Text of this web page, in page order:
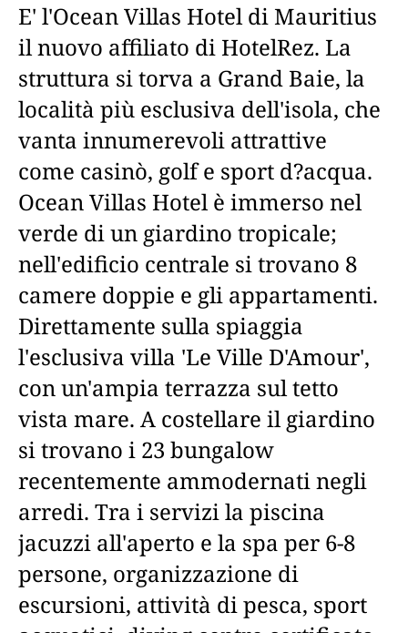
E' l'Ocean Villas Hotel di Mauritius
il nuovo affiliato di HotelRez. La
struttura si torva a Grand Baie, la
località più esclusiva dell'isola, che
vanta innumerevoli attrattive
come casinò, golf e sport d?acqua.
Ocean Villas Hotel è immerso nel
verde di un giardino tropicale;
nell'edificio centrale si trovano 8
camere doppie e gli appartamenti.
Direttamente sulla spiaggia
l'esclusiva villa 'Le Ville D'Amour',
con un'ampia terrazza sul tetto
vista mare. A costellare il giardino
si trovano i 23 bungalow
recentemente ammodernati negli
arredi. Tra i servizi la piscina
jacuzzi all'aperto e la spa per 6-8
persone, organizzazione di
escursioni, attività di pesca, sport